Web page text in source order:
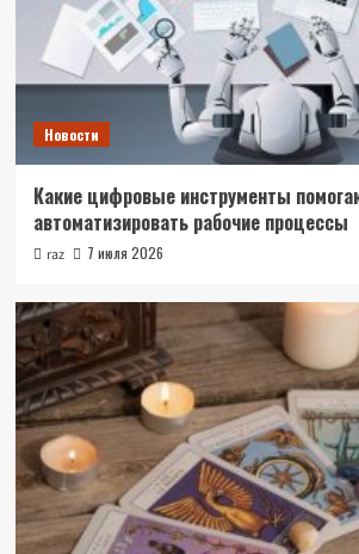
Новости
Какие цифровые инструменты
автоматизировать рабочие процессы
raz 7 июля 2026